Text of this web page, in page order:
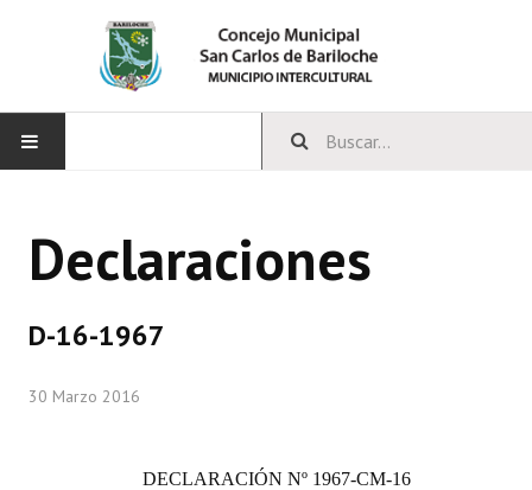
CONCEJO
Declaraciones
D-16-1967
30 Marzo 2016
DECLARACIÓN Nº 1967-CM-16